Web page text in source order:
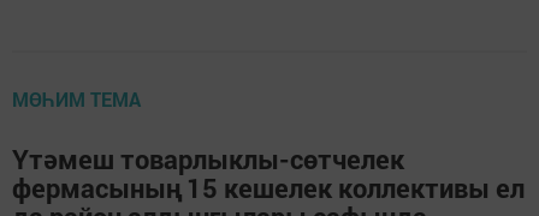
МӨҺИМ ТЕМА
Үтәмеш товарлыклы-сөтчелек
фермасының 15 кешелек коллективы ел